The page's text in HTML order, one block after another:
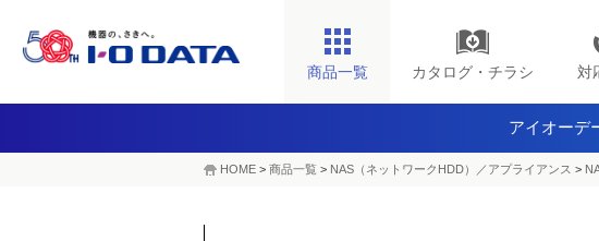
商品一覧 カタログ・チラシ 対
アイオーデ
HOME > 商品一覧 > NAS（ネットワークHDD）／アプライアンス​ >